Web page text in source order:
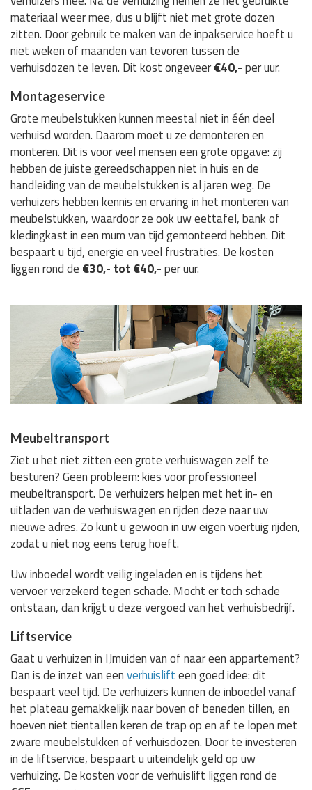
materiaal weer mee, dus u blijft niet met grote dozen
zitten. Door gebruik te maken van de inpakservice hoeft u
niet weken of maanden van tevoren tussen de
verhuisdozen te leven. Dit kost ongeveer€40,-per uur.
Montageservice
Grote meubelstukken kunnen meestal niet in één deel
verhuisd worden. Daarom moet u ze demonteren en
monteren. Dit is voor veel mensen een grote opgave: zij
hebben de juiste gereedschappen niet in huis en de
handleiding van de meubelstukken is al jaren weg. De
verhuizers hebben kennis en ervaring in het monteren van
meubelstukken, waardoor ze ook uw eettafel, bank of
kledingkast in een mum van tijd gemonteerd hebben. Dit
bespaart u tijd, energie en veel frustraties. De kosten
liggen rond de €30,- tot €40,-per uur.
Meubeltransport
Ziet u het niet zitten een grote verhuiswagen zelf te
besturen? Geen probleem: kies voor professioneel
meubeltransport. De verhuizers helpen met het in- en
uitladen van de verhuiswagen en rijden deze naar uw
nieuwe adres. Zo kunt u gewoon in uw eigen voertuig rijden,
zodat u niet nog eens terug hoeft.
Uw inboedel wordt veilig ingeladen en is tijdens het
vervoer verzekerd tegen schade. Mocht er toch schade
ontstaan, dan krijgt u deze vergoed van het verhuisbedrijf.
Liftservice
Gaat u verhuizen in IJmuiden van of naar een appartement?
Dan is de inzet van eenverhuislifteen goed idee: dit
bespaart veel tijd. De verhuizers kunnen de inboedel vanaf
het plateau gemakkelijk naar boven of beneden tillen, en
hoeven niet tientallen keren de trap op en af te lopen met
zware meubelstukken of verhuisdozen. Door te investeren
in de liftservice, bespaart u uiteindelijk geld op uw
verhuizing. De kosten voor de verhuislift liggen rond de